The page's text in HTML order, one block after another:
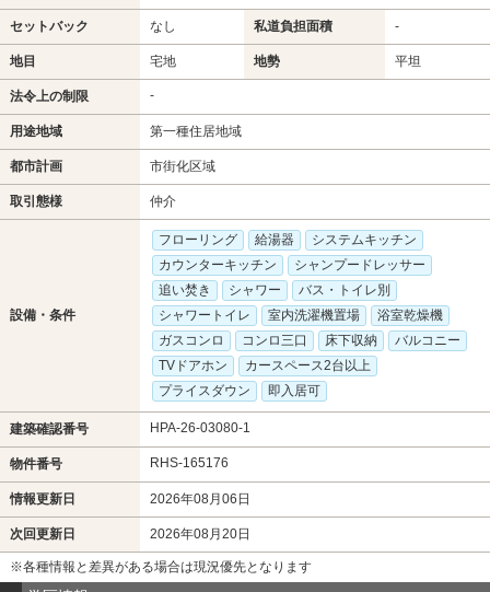
セットバック なし 私道負担面積 -
地目 宅地 地勢 平坦
法令上の制限 -
用途地域 第一種住居地域
都市計画 市街化区域
取引態様 仲介
設備・条件
フローリング 給湯器
システムキッチン
カウンターキッチン
シャンプードレッサー
追い焚き
シャワー
バス・トイレ別
シャワートイレ
室内洗濯機置場
浴室乾燥機
ガスコンロ
コンロ三口 床下収納
バルコニー
TVドアホン
カースペース2台以上
プライスダウン
即入居可
建築確認番号 HPA-26-03080-1
物件番号 RHS-165176
情報更新日 2026年08月06日
次回更新日 2026年08月20日
※各種情報と差異がある場合は現況優先となります